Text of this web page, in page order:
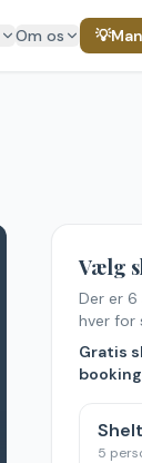
Om os 💡
Vælg
Der er 6
hver for
Gratis
5